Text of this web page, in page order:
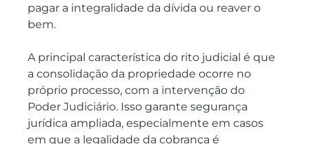
pagar a integralidade da dívida ou reaver o
bem.
A principal característica do rito judicial é que
a consolidação da propriedade ocorre no
próprio processo, com a intervenção do
Poder Judiciário. Isso garante segurança
jurídica ampliada, especialmente em casos
em que a legalidade da cobrança é